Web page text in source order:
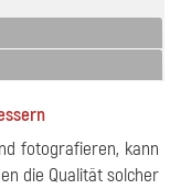
fotografieren, kann
die Qualität solcher